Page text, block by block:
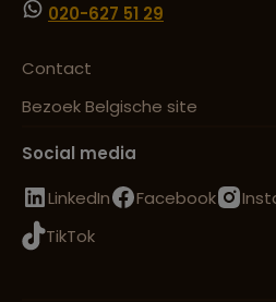
020-627 51 29
Contact
Bezoek Belgische site
Social media
LinkedIn
Facebook
TikTok